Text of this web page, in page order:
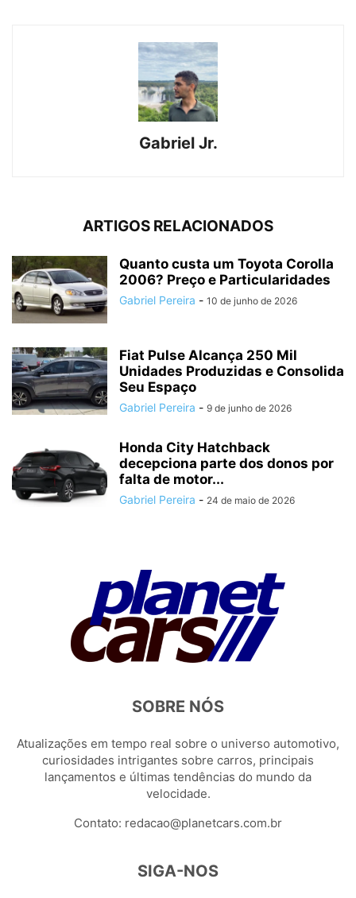
Gabriel Jr.
ARTIGOS RELACIONADOS
Quanto custa um Toyota Corolla
2006? Preço e Particularidades
Gabriel Pereira - 10 de junho de 2026
Fiat Pulse Alcança 250 Mil
Unidades Produzidas e Consolida
Seu Espaço
Gabriel Pereira - 9 de junho de 2026
Honda City Hatchback
decepciona parte dos donos por
falta de motor...
Gabriel Pereira - 24 de maio de 2026
SOBRE NÓS
Atualizações em tempo real sobre o universo automotivo,
curiosidades intrigantes sobre carros, principais
lançamentos e últimas tendências do mundo da
velocidade.
Contato: redacao@planetcars.com.br
SIGA-NOS